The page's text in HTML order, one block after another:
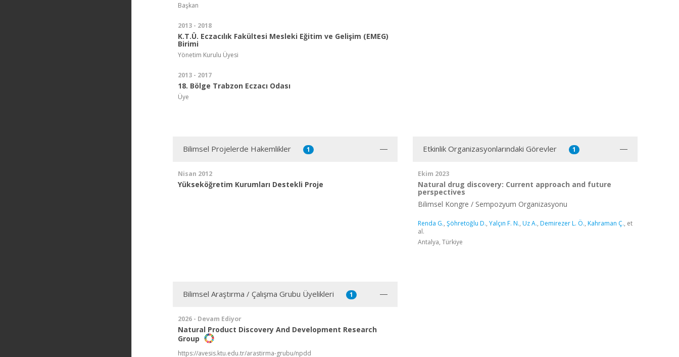
Başkan
2013 - 2018
K.T.Ü. Eczacılık Fakültesi Mesleki Eğitim ve Gelişim (EMEG)
Birimi
Yönetim Kurulu Üyesi
2013 - 2017
18. Bölge Trabzon Eczacı Odası
Üye
Bilimsel Projelerde Hakemlikler 1
Nisan 2012
Yükseköğretim Kurumları Destekli Proje
Etkinlik Organizasyonlarındaki Görevler 1
Ekim 2023
Natural drug discovery: Current approach and future
perspectives
Bilimsel Kongre / Sempozyum Organizasyonu
Renda G., Şöhretoğlu D., Yalçın F. N., Uz A., Demirezer L. Ö., Kahraman Ç., et
al.
Antalya, Türkiye
Bilimsel Araştırma / Çalışma Grubu Üyelikleri 1
2026 - Devam Ediyor
Natural Product Discovery And Development Research
Group
https://avesis.ktu.edu.tr/arastirma-grubu/npdd